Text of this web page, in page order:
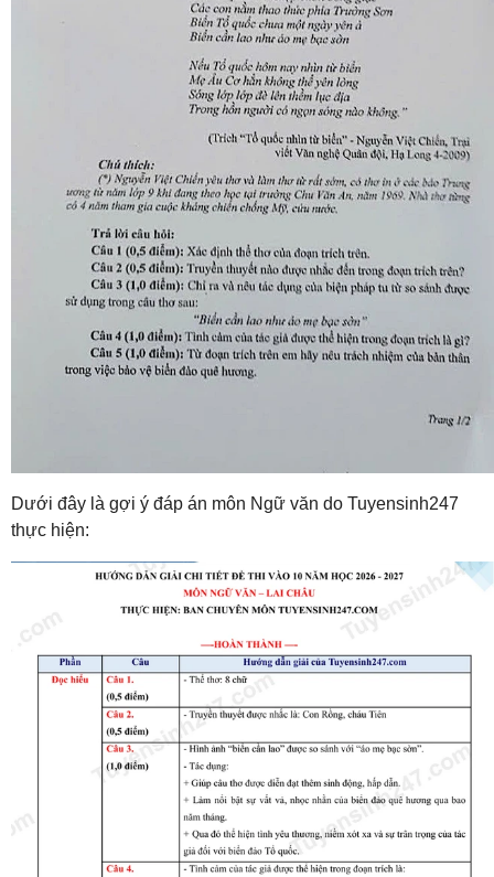
Dưới đây là gợi ý đáp án môn Ngữ văn do Tuyensinh247
thực hiện: